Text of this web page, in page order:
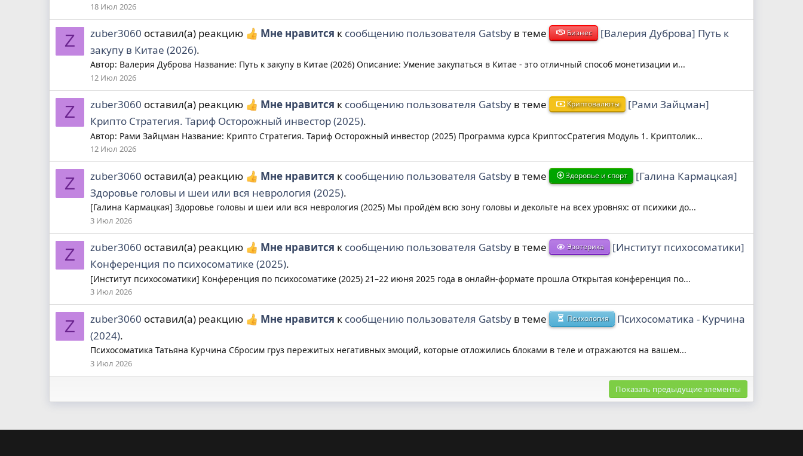
18 Июл 2026
Z zuber3060 оставил(а) реакцию Мне нравится к сообщению пользователя Gatsby в теме Бизнес
[Валерия Дуброва] Путь к
закупу в Китае (2026).
Автор: Валерия Дуброва Название: Путь к закупу в Китае (2026) Описание: Умение закупаться в Китае - это отличный способ монетизации и...
12 Июл 2026
Z zuber3060 оставил(а) реакцию Мне нравится к сообщению пользователя Gatsby в теме Криптовалюты
[Рами Зайцман]
Крипто Стратегия. Тариф Осторожный инвестор (2025).
Автор: Рами Зайцман Название: Крипто Стратегия. Тариф Осторожный инвестор (2025) Программа курса КриптосСратегия Модуль 1. Криптолик...
12 Июл 2026
Z zuber3060 оставил(а) реакцию Мне нравится к сообщению пользователя Gatsby в теме Здоровье и спорт
[Галина Кармацкая]
Здоровье головы и шеи или вся неврология (2025).
[Галина Кармацкая] Здоровье головы и шеи или вся неврология (2025) Мы пройдём всю зону головы и декольте на всех уровнях: от психики до...
3 Июл 2026
Z zuber3060 оставил(а) реакцию Мне нравится к сообщению пользователя Gatsby в теме Эзотерика
[Институт психосоматики]
Конференция по психосоматике (2025).
[Институт психосоматики] Конференция по психосоматике (2025) 21–22 июня 2025 года в онлайн-формате прошла Открытая конференция по...
3 Июл 2026
Z zuber3060 оставил(а) реакцию Мне нравится к сообщению пользователя Gatsby в теме Психология
Психосоматика - Курчина
(2024).
Психосоматика Татьяна Курчина Сбросим груз пережитых негативных эмоций, которые отложились блоками в теле и отражаются на вашем...
3 Июл 2026
Показать предыдущие элементы